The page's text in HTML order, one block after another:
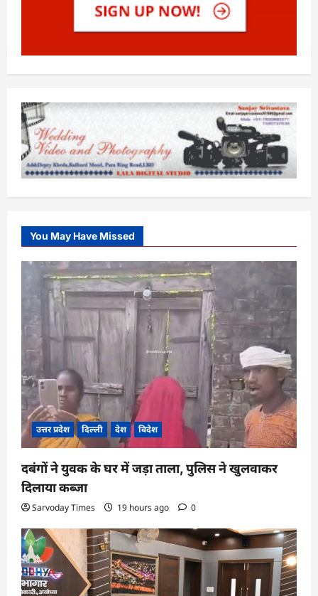
You May Have Missed
उत्तर प्रदेश दिल्ली देश विदेश
दबंगों ने युवक के घर में जड़ा ताला, पुलिस ने खुलवाकर
दिलाया कब्जा
Sarvoday Times 19 hours ago 0